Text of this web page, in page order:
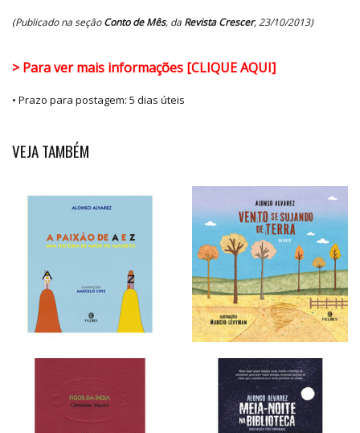
(Publicado na seçãoConto de Mês, da Revista Crescer, 23/10/2013)
> Para ver mais informações [CLIQUE AQUI]
• Prazo para postagem: 5 dias úteis
VEJA TAMBÉM